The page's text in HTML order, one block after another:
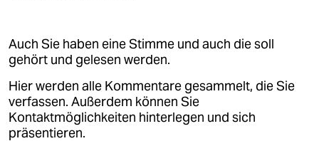
Auch Sie haben eine Stimme und auch die soll
gehört und gelesen werden.
Hier werden alle Kommentare gesammelt, die Sie
verfassen. Außerdem können Sie
Kontaktmöglichkeiten hinterlegen und sich
präsentieren.